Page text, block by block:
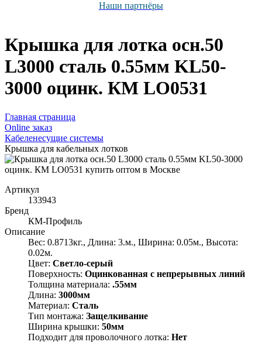
Наши партнёры
Крышка для лотка осн.50
L3000 сталь 0.55мм KL50-
3000 оцинк. КМ LO0531
Главная страница
Оnline заказ
Кабеленесущие системы
Крышка для кабельных лотков
Артикул
133943
Бренд
КМ-Профиль
Описание
Вес: 0.8713кг., Длина: 3.м., Ширина: 0.05м., Высота:
0.02м.
Цвет: Светло-серый
Поверхность: Оцинкованная с непрерывных линий
Толщина материала: .55мм
Длина: 3000мм
Материал: Сталь
Тип монтажа: Защелкивание
Ширина крышки: 50мм
Подходит для проволочного лотка: Нет